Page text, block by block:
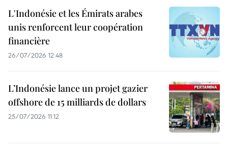
L'Indonésie et les Émirats arabes
unis renforcent leur coopération
financière
26/07/2026 12:48
L’Indonésie lance un projet gazier
offshore de 15 milliards de dollars
25/07/2026 11:12